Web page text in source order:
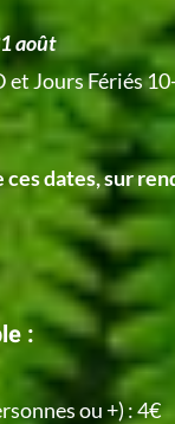
août
et Jours Fériés
ces dates, sur
:
ou +) : 4€